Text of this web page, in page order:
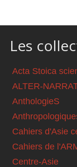
Les
Acta Stoica
ALTER-
AnthologieS
Cahiers d'Asie
Cahiers de
Centre-Asie